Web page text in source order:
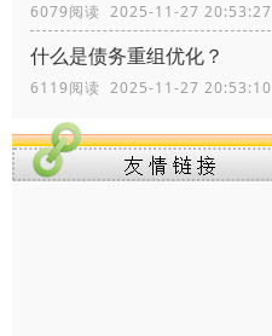
6079阅读 2025-11-27 20:53:27
什么是债务重组优化？
6119阅读 2025-11-27 20:53:10